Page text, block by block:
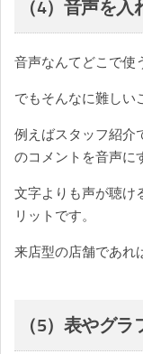
（4）音声を入
音声なんてどこで使
でもそんなに難しい
例えばスタッフ紹介
のコメントを音声に
文字よりも声が聴け
リットです。
来店型の店舗であれ
（5）表やグ